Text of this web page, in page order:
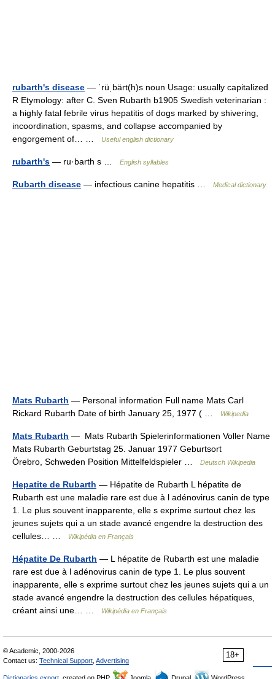
rubarth's disease — ˈrüˌbärt(h)s noun Usage: usually capitalized
R Etymology: after C. Sven Rubarth b1905 Swedish veterinarian :
a highly fatal febrile virus hepatitis of dogs marked by shivering,
incoordination, spasms, and collapse accompanied by
engorgement of… …
Useful english dictionary
rubarth's — ru·barth s … English syllables
Rubarth disease — infectious canine hepatitis … Medical dictionary
Mats Rubarth — Personal information Full name Mats Carl
Rickard Rubarth Date of birth January 25, 1977 ( …
Wikipedia
Mats Rubarth — Mats Rubarth Spielerinformationen Voller Name
Mats Rubarth Geburtstag 25. Januar 1977 Geburtsort
Örebro, Schweden Position Mittelfeldspieler …
Deutsch Wikipedia
Hepatite de Rubarth — Hépatite de Rubarth L hépatite de
Rubarth est une maladie rare est due à l adénovirus canin de type
1. Le plus souvent inapparente, elle s exprime surtout chez les
jeunes sujets qui a un stade avancé engendre la destruction des
cellules… …
Wikipédia en Français
Hépatite De Rubarth — L hépatite de Rubarth est une maladie
rare est due à l adénovirus canin de type 1. Le plus souvent
inapparente, elle s exprime surtout chez les jeunes sujets qui a un
stade avancé engendre la destruction des cellules hépatiques,
créant ainsi une… …
Wikipédia en Français
18+
© Academic, 2000-2026
Contact us: Technical Support Advertising